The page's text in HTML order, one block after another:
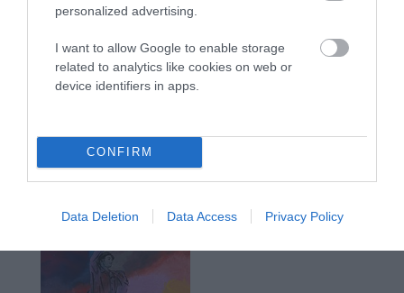
personalized advertising.
I want to allow Google to enable storage
related to analytics like cookies on web or
device identifiers in apps.
CONFIRM
Data Deletion Data Access Privacy Policy